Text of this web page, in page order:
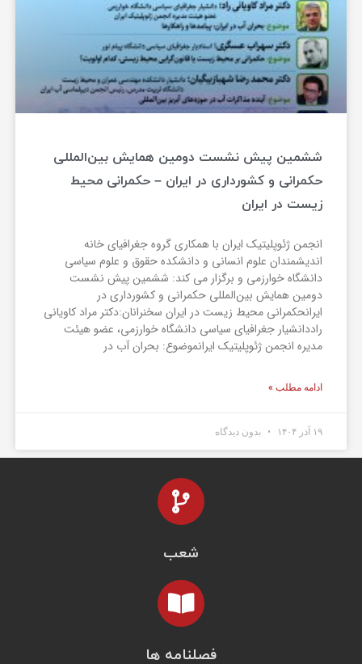
ششمین پیش نشست دومین همایش بین‌المللی
حکمرانی و کشورداری در ایران – حکمرانی محیط
زیست در ایران
انجمن ژئوپلیتیک ایران با همکاری گروه جغرافیای خانه
اندیشمندان علوم انسانی و دانشکده حقوق و علوم سیاسی
دانشگاه خوارزمی و برگزار می کند: ششمین پیش نشست
دومین همایش بین‌المللی حکمرانی و کشورداری در
ایرانحکمرانی محیط زیست در ایران سخنرانان:دکتر مراد کاویانی
راددانشیار جغرافیای سیاسی دانشگاه خوارزمی، عضو هیئت
مدیره انجمن ژئوپلیتیک ایرانموضوع: بحران آب در
ادامه مطلب »
۱۹ آذر ۱۴۰۴ بدون دیدگاه
شعب
فصلنامه ها